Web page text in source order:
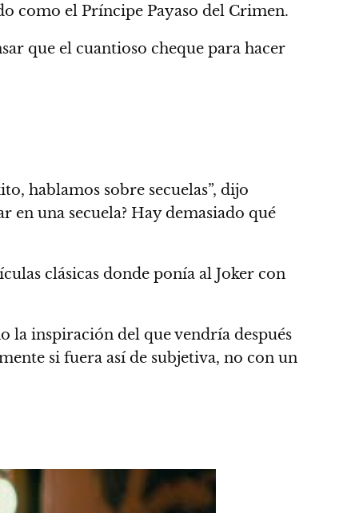
como el Príncipe Payaso del Crimen.
que el cuantioso cheque para hacer
hablamos sobre secuelas”, dijo
en una secuela? Hay demasiado qué
clásicas donde ponía al Joker con
la inspiración del que vendría después
si fuera así de subjetiva, no con un